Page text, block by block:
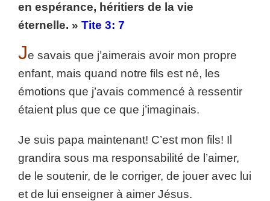
en espérance, héritiers de la vie
éternelle. » Tite 3: 7
Je savais que j’aimerais avoir mon propre
enfant, mais quand notre fils est né, les
émotions que j’avais commencé à ressentir
étaient plus que ce que j’imaginais.
Je suis papa maintenant! C’est mon fils! Il
grandira sous ma responsabilité de l’aimer,
de le soutenir, de le corriger, de jouer avec lui
et de lui enseigner à aimer Jésus.